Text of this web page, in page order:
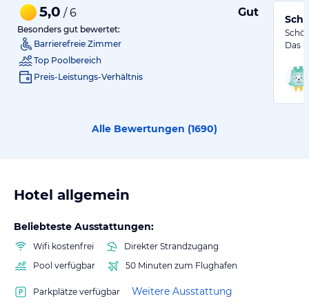
5,0 / 6 Gut
Besonders gut bewertet:
Barrierefreie Zimmer
Top Poolbereich
Preis-Leistungs-Verhältnis
Das
Alle Bewertungen (1690)
Hotel allgemein
Beliebteste Ausstattungen:
Wifi kostenfrei
Direkter Strandzugang
Pool verfügbar
50 Minuten zum Flughafen
Parkplätze verfügbar Weitere Ausstattung